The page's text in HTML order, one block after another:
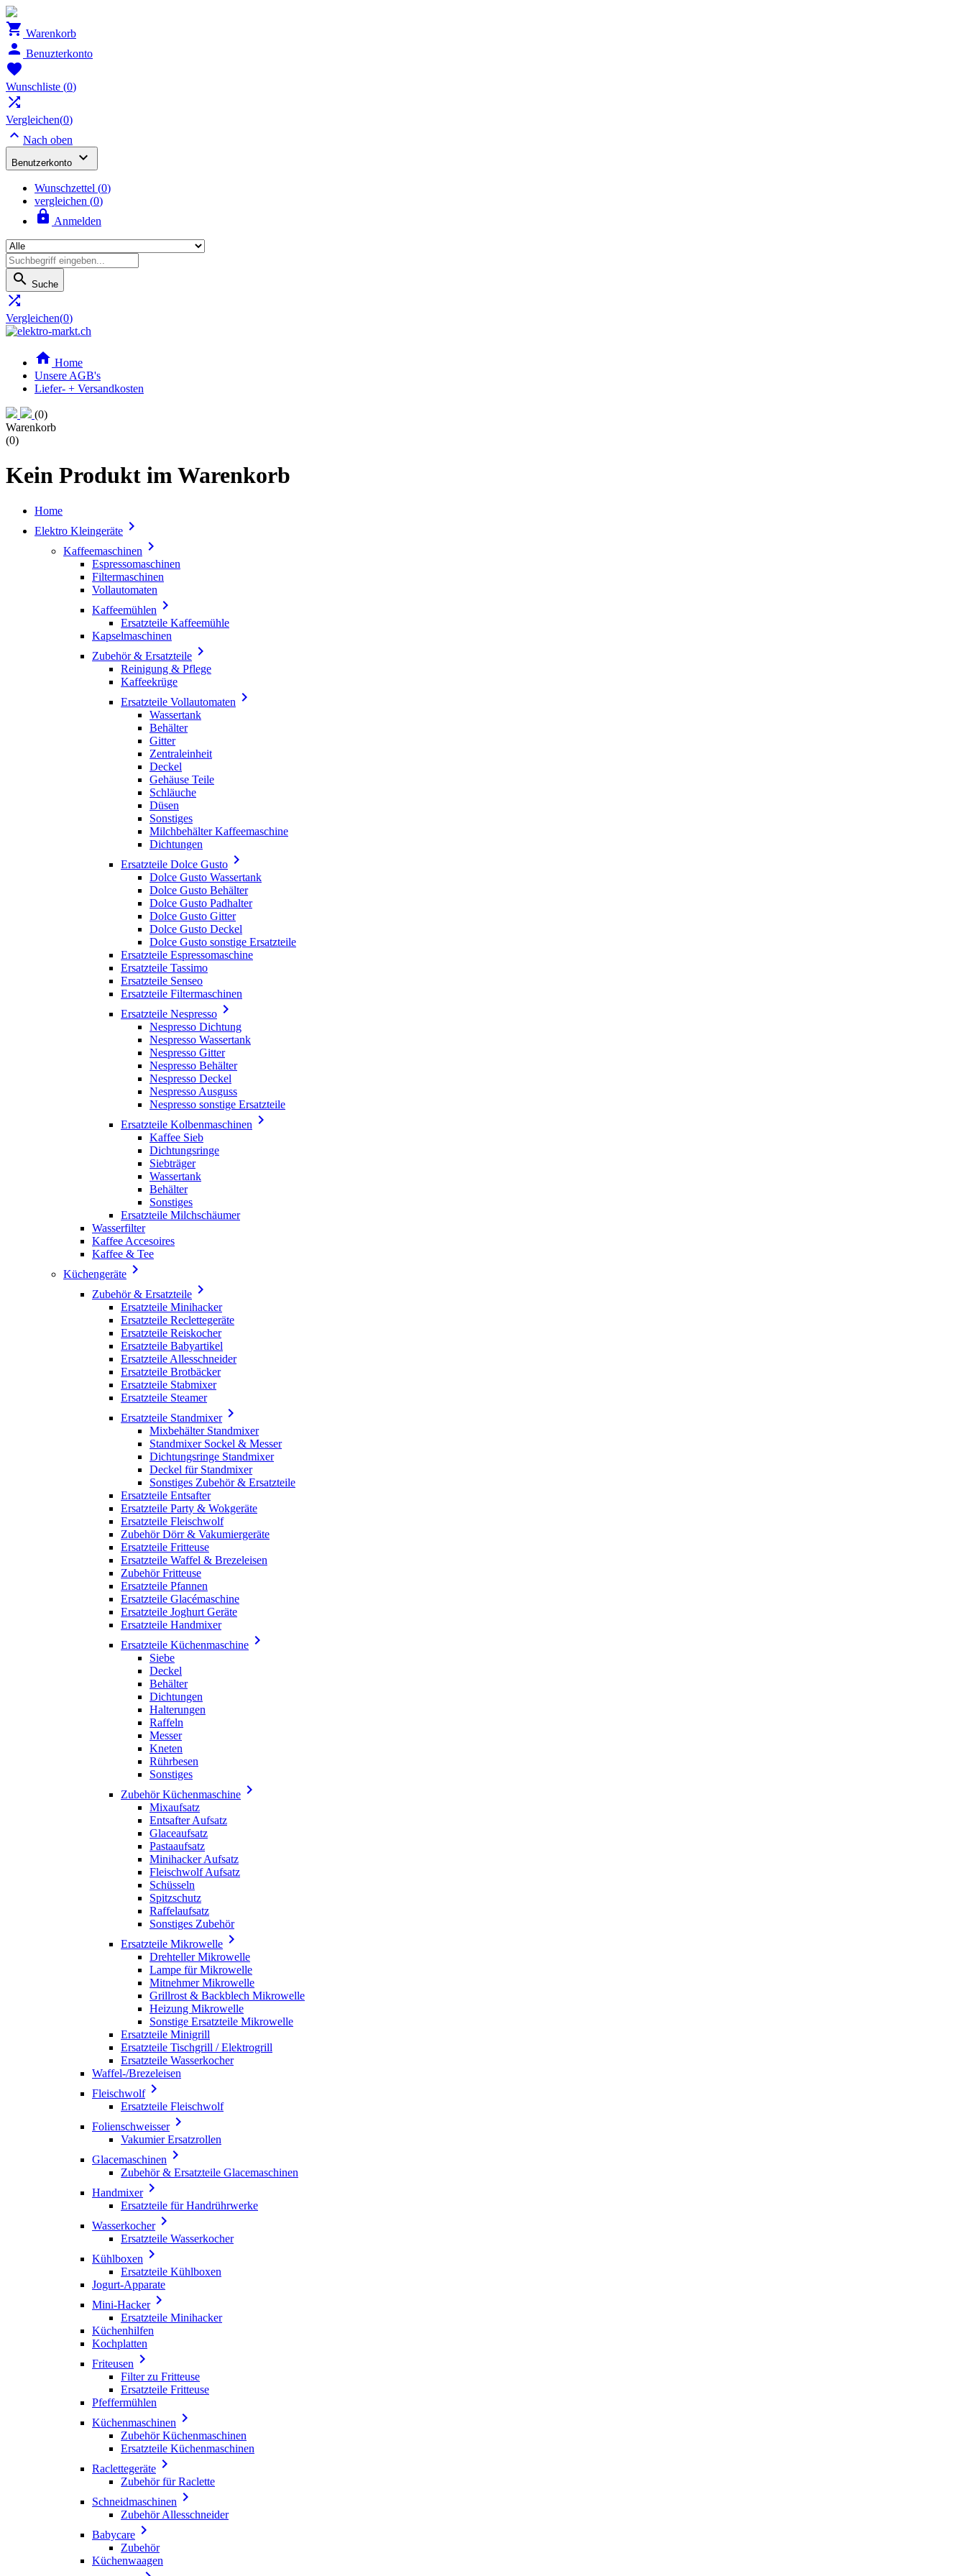
 Warenkorb
 Benuzterkonto

Wunschliste (0)

Vergleichen(0)
 Nach oben
Benutzerkonto 
Wunschzettel (0)
vergleichen (0)
 Anmelden
 Suche

Vergleichen(0)
 Home
Unsere AGB's
Liefer- + Versandkosten
(0)
Warenkorb
(0)
Kein Produkt im Warenkorb
Home
Elektro Kleingeräte 
Kaffeemaschinen 
Espressomaschinen
Filtermaschinen
Vollautomaten
Kaffeemühlen 
Ersatzteile Kaffeemühle
Kapselmaschinen
Zubehör & Ersatzteile 
Reinigung & Pflege
Kaffeekrüge
Ersatzteile Vollautomaten 
Wassertank
Behälter
Gitter
Zentraleinheit
Deckel
Gehäuse Teile
Schläuche
Düsen
Sonstiges
Milchbehälter Kaffeemaschine
Dichtungen
Ersatzteile Dolce Gusto 
Dolce Gusto Wassertank
Dolce Gusto Behälter
Dolce Gusto Padhalter
Dolce Gusto Gitter
Dolce Gusto Deckel
Dolce Gusto sonstige Ersatzteile
Ersatzteile Espressomaschine
Ersatzteile Tassimo
Ersatzteile Senseo
Ersatzteile Filtermaschinen
Ersatzteile Nespresso 
Nespresso Dichtung
Nespresso Wassertank
Nespresso Gitter
Nespresso Behälter
Nespresso Deckel
Nespresso Ausguss
Nespresso sonstige Ersatzteile
Ersatzteile Kolbenmaschinen 
Kaffee Sieb
Dichtungsringe
Siebträger
Wassertank
Behälter
Sonstiges
Ersatzteile Milchschäumer
Wasserfilter
Kaffee Accesoires
Kaffee & Tee
Küchengeräte 
Zubehör & Ersatzteile 
Ersatzteile Minihacker
Ersatzteile Reclettegeräte
Ersatzteile Reiskocher
Ersatzteile Babyartikel
Ersatzteile Allesschneider
Ersatzteile Brotbäcker
Ersatzteile Stabmixer
Ersatzteile Steamer
Ersatzteile Standmixer
Mixbehälter Standmixer
Standmixer Sockel & Messer
Dichtungsringe Standmixer
Deckel für Standmixer
Sonstiges Zubehör & Ersatzteile
Ersatzteile Entsafter
Ersatzteile Party & Wokgeräte
Ersatzteile Fleischwolf
Zubehör Dörr & Vakumiergeräte
Ersatzteile Fritteuse
Ersatzteile Waffel & Brezeleisen
Zubehör Fritteuse
Ersatzteile Pfannen
Ersatzteile Glacémaschine
Ersatzteile Joghurt Geräte
Ersatzteile Handmixer
Ersatzteile Küchenmaschine 
Siebe
Deckel
Behälter
Dichtungen
Halterungen
Raffeln
Messer
Kneten
Rührbesen
Sonstiges
Zubehör Küchenmaschine 
Mixaufsatz
Entsafter Aufsatz
Glaceaufsatz
Pastaaufsatz
Minihacker Aufsatz
Fleischwolf Aufsatz
Schüsseln
Spitzschutz
Raffelaufsatz
Sonstiges Zubehör
Ersatzteile Mikrowelle 
Drehteller Mikrowelle
Lampe für Mikrowelle
Mitnehmer Mikrowelle
Grillrost & Backblech Mikrowelle
Heizung Mikrowelle
Sonstige Ersatzteile Mikrowelle
Ersatzteile Minigrill
Ersatzteile Tischgrill / Elektrogrill
Ersatzteile Wasserkocher
Waffel-/Brezeleisen
Fleischwolf
Ersatzteile Fleischwolf
Folienschweisser
Vakumier Ersatzrollen
Glacemaschinen 
Zubehör & Ersatzteile Glacemaschinen
Handmixer
Ersatzteile für Handrührwerke
Wasserkocher
Ersatzteile Wasserkocher
Kühlboxen 
Ersatzteile Kühlboxen
Jogurt-Apparate
Mini-Hacker
Ersatzteile Minihacker
Küchenhilfen
Kochplatten
Friteusen 
Filter zu Fritteuse
Ersatzteile Fritteuse
Pfeffermühlen
Küchenmaschinen 
Zubehör Küchenmaschinen
Ersatzteile Küchenmaschinen
Raclettegeräte 
Zubehör für Raclette
Schneidmaschinen 
Zubehör Allesschneider
Babycare 
Zubehör
Küchenwaagen